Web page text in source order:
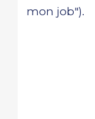
mon job").